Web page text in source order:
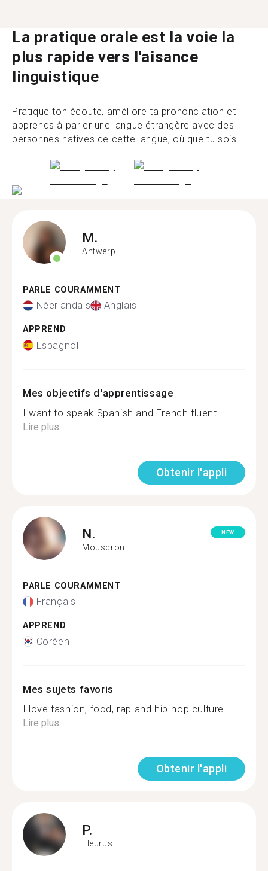
La pratique orale est la voie la
plus rapide vers l'aisance
linguistique
Pratique ton écoute, améliore ta prononciation et
apprends à parler une langue étrangère avec des
personnes natives de cette langue, où que tu sois.
M.
Antwerp
PARLE COURAMMENT
Néerlandais Anglais
APPREND
Espagnol
Mes objectifs d'apprentissage
I want to speak Spanish and French fluentl...
Lire plus
Obtenir l'appli
N.
Mouscron
NEW
PARLE COURAMMENT
Français
APPREND
Coréen
Mes sujets favoris
I love fashion, food, rap and hip-hop culture...
Lire plus
Obtenir l'appli
P.
Fleurus